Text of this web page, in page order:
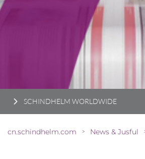
SCHINDHELM WORLDWIDE
cn.schindhelm.com > News & Jusful